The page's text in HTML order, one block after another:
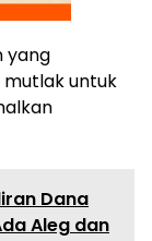
yang
untuk
Dana
Aleg dan